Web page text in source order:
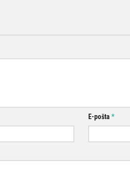
E-pošta *